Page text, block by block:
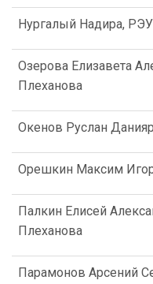
Нургалый Надира,
Озерова Елизавета
Плеханова
Окенов Руслан
Орешкин Максим
Палкин Елисей
Плеханова
Парамонов Арсений